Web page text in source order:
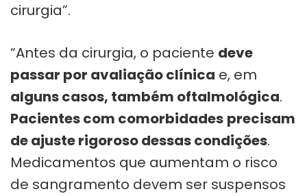
cirurgia”.
“Antes da cirurgia, o paciente deve
passar por avaliação clínica e, em
alguns casos, também oftalmológica.
Pacientes com comorbidades precisam
de ajuste rigoroso dessas condições.
Medicamentos que aumentam o risco
de sangramento devem ser suspensos